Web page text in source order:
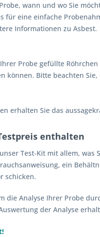
wann und wo Sie
für eine einfache
Informationen zu Asbest.
Probe gefüllte
können. Bitte beachten
erhalten Sie das
enthalten
Test-Kit mit allem, was
ein
schicken.
die Analyse Ihrer Probe
der Analyse